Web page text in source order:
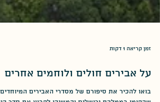
זמן קריאה 1 דקות
על אבירים חולים ולוחמים אחרים